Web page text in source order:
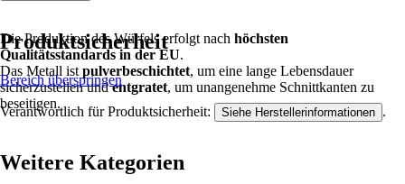
Die Produktion des Würfels erfolgt nach höchsten
Qualitätsstandards in der EU.
Das Metall ist pulverbeschichtet, um eine lange Lebensdauer
sicherzustellen undentgratet, um unangenehme Schnittkanten zu
beseitigen.
Produktsicherheit
Bereich überspringen
Verantwortlich für Produktsicherheit: Siehe Herstellerinformationen .
Weitere Kategorien